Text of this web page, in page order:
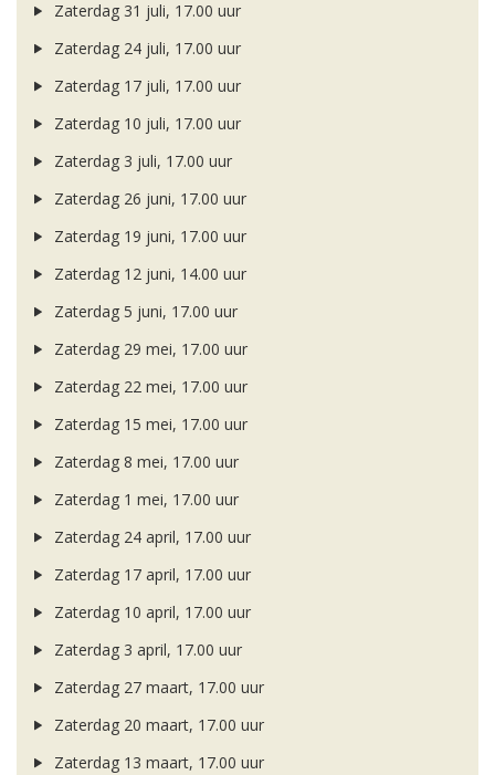
Zaterdag 31 juli, 17.00 uur
Zaterdag 24 juli, 17.00 uur
Zaterdag 17 juli, 17.00 uur
Zaterdag 10 juli, 17.00 uur
Zaterdag 3 juli, 17.00 uur
Zaterdag 26 juni, 17.00 uur
Zaterdag 19 juni, 17.00 uur
Zaterdag 12 juni, 14.00 uur
Zaterdag 5 juni, 17.00 uur
Zaterdag 29 mei, 17.00 uur
Zaterdag 22 mei, 17.00 uur
Zaterdag 15 mei, 17.00 uur
Zaterdag 8 mei, 17.00 uur
Zaterdag 1 mei, 17.00 uur
Zaterdag 24 april, 17.00 uur
Zaterdag 17 april, 17.00 uur
Zaterdag 10 april, 17.00 uur
Zaterdag 3 april, 17.00 uur
Zaterdag 27 maart, 17.00 uur
Zaterdag 20 maart, 17.00 uur
Zaterdag 13 maart, 17.00 uur